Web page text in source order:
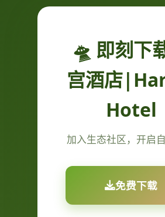
🛸 即刻下
宫酒店
Hotel
加入生态社区，开启
免费下载